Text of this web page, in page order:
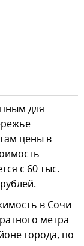
для
цены в
с 60 тыс.
в Сочи
метра
города, по